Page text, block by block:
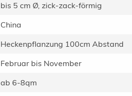
bis 5 cm Ø, zick-zack-förmig
China
Heckenpflanzung 100cm Abstand
Februar bis November
ab 6-8qm